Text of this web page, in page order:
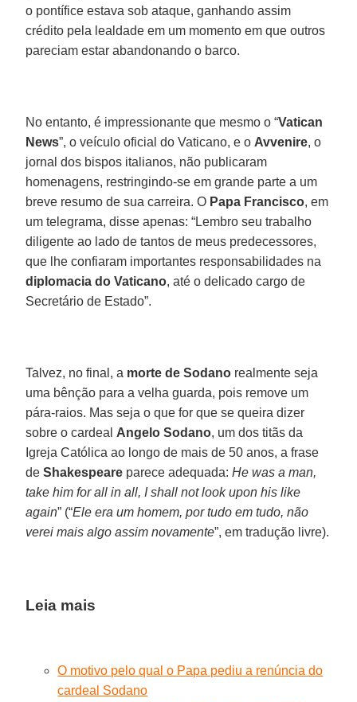
o pontífice estava sob ataque, ganhando assim
crédito pela lealdade em um momento em que outros
pareciam estar abandonando o barco.
No entanto, é impressionante que mesmo o “Vatican
News”, o veículo oficial do Vaticano, e o Avvenire, o
jornal dos bispos italianos, não publicaram
homenagens, restringindo-se em grande parte a um
breve resumo de sua carreira. O Papa Francisco, em
um telegrama, disse apenas: “Lembro seu trabalho
diligente ao lado de tantos de meus predecessores,
que lhe confiaram importantes responsabilidades na
diplomacia do Vaticano, até o delicado cargo de
Secretário de Estado”.
Talvez, no final, a morte de Sodano realmente seja
uma bênção para a velha guarda, pois remove um
pára-raios. Mas seja o que for que se queira dizer
sobre o cardeal Angelo Sodano, um dos titãs da
Igreja Católica ao longo de mais de 50 anos, a frase
deShakespeare parece adequada:He was a man,
take him for all in all, I shall not look upon his like
again” (“Ele era um homem, por tudo em tudo, não
verei mais algo assim novamente”, em tradução livre).
Leia mais
O motivo pelo qual o Papa pediu a renúncia do
cardeal Sodano